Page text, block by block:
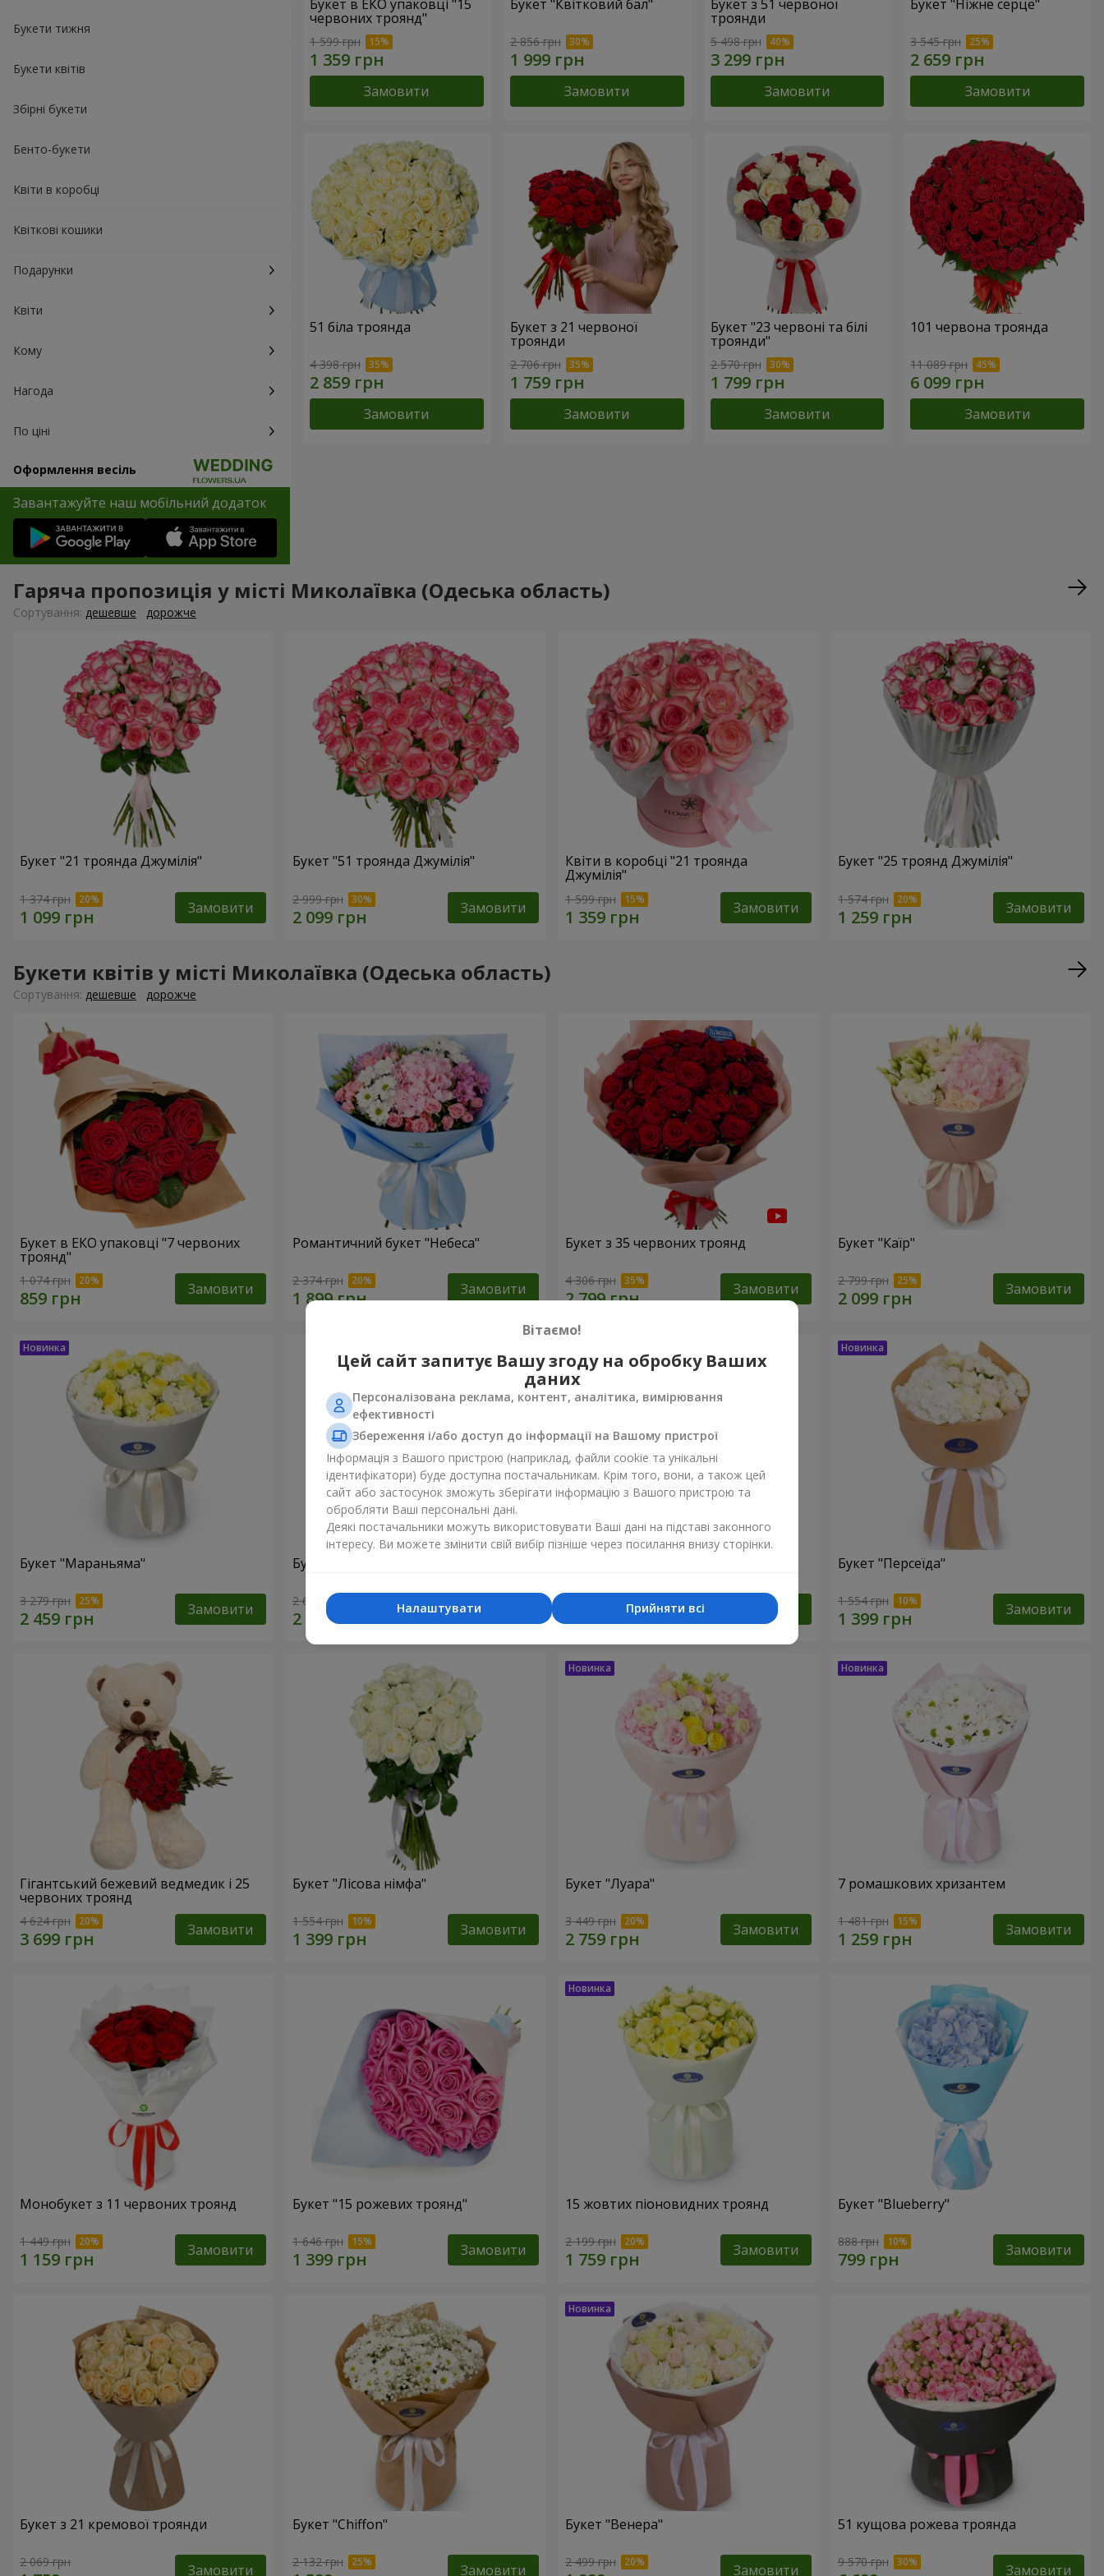
Букети тижня
Букети квітів
Збірні букети
Бенто-букети
Квіти в коробці
Квіткові кошики
Подарунки
Квіти
Кому
Нагода
По ціні
Оформлення весіль
Завантажуйте наш мобільний додаток
Букет в ЕКО упаковці "15
червоних троянд"
1 599 грн
Замовити
Букет "Квітковий бал"
2 856 грн
Замовити
Букет з 51 червоної
троянди
5 498 грн
Замовити
Букет "Ніжне серце"
3 545 грн
Замовити
51 біла троянда
4 398 грн
Замовити
Букет з 21 червоної
троянди
2 706 грн
Замовити
Букет "23 червоні та білі
троянди"
2 570 грн
Замовити
101 червона троянда
11 089 грн
Замовити
Гаряча пропозиція у місті Миколаївка (Одеська область)
Сортування: дешевше дорожче
Букет "21 троянда Джумілія"
1 374 грн Замовити
Букет "51 троянда Джумілія"
2 999 грн Замовити
Квіти в коробці "21 троянда
Джумілія"
1 599 грн Замовити
Букет "25 троянд Джумілія"
1 574 грн Замовити
Букети квітів у місті Миколаївка (Одеська область)
Сортування: дешевше дорожче
Букет в ЕКО упаковці "7 червоних
троянд"
1 074 грн Замовити
Романтичний букет "Небеса"
2 374 грн Замовити
Букет з 35 червоних троянд
4 306 грн Замовити
Букет "Каїр"
2 799 грн Замовити
Букет "Мараньяма"
3 279 грн Замовити
Букет "Казка мого життя"
2 621 грн Замовити Замовити
Букет "Персеїда"
1 554 грн Замовити
Гігантський бежевий ведмедик і 25
червоних троянд
4 624 грн Замовити
Букет "Лісова німфа"
1 554 грн Замовити
Букет "Луара"
3 449 грн Замовити
7 ромашкових хризантем
1 481 грн Замовити
Монобукет з 11 червоних троянд
1 449 грн Замовити
Букет "15 рожевих троянд"
1 646 грн Замовити
15 жовтих піоновидних троянд
2 199 грн Замовити
Букет "Blueberry"
888 грн Замовити
Букет з 21 кремової троянди
2 069 грн Замовити
Букет "Chiffon"
2 132 грн Замовити
Букет "Венера"
2 499 грн Замовити
51 кущова рожева троянда
9 570 грн Замовити
Вітаємо!
Цей сайт запитує Вашу згоду на обробку Ваших
даних
Персоналізована реклама, контент, аналітика, вимірювання
ефективності
Збереження і/або доступ до інформації на Вашому пристрої
Інформація з Вашого пристрою (наприклад, файли cookie та унікальні
ідентифікатори) буде доступна постачальникам. Крім того, вони, а також цей
сайт або застосунок зможуть зберігати інформацію з Вашого пристрою та
обробляти Ваші персональні дані.
Деякі постачальники можуть використовувати Ваші дані на підставі законного
інтересу. Ви можете змінити свій вибір пізніше через посилання внизу сторінки.
Прийняти всі
Налаштувати